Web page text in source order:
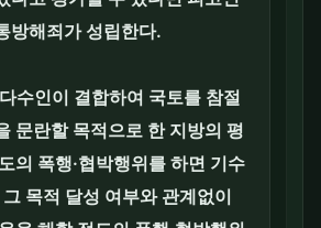
방해죄가 성립한다.
수인이 결합하여 국토를 참절
문란할 목적으로 한 지방의 평
의 폭행·협박행위를 하면 기수
목적 달성 여부와 관계없이